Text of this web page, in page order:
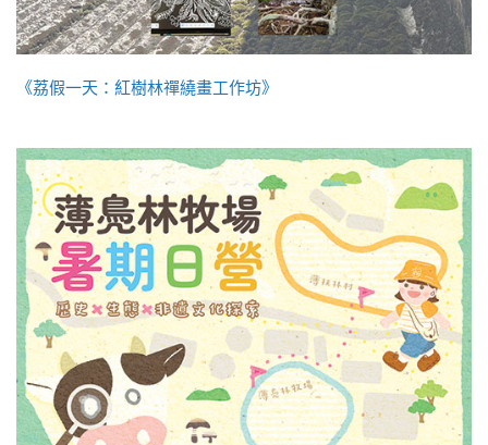
《荔假一天：紅樹林禪繞畫工作坊》